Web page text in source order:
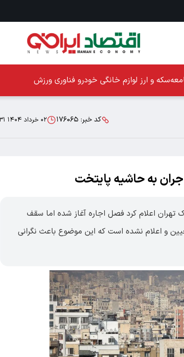
سکه و ارز لوازم خانگی خودرو فناوری ورزش
کد خبر: ۱۷۶۰۶۵ ۰۲ خرداد ۱۴۰۴ ۲۱:۳۱
به حاشیه پایتخت
املاک تهران اعلام کرد فصل اجاره آغاز شده اما سقف
و اعلام نشده است که این موضوع باعث نگرانی